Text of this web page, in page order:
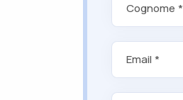
Cognome *
Email *